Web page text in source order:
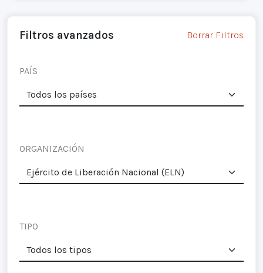
Filtros avanzados Borrar Filtros
PAÍS
ORGANIZACIÓN
TIPO